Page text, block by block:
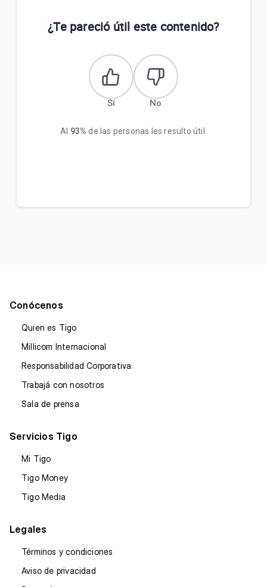
¿Te pareció útil este contenido?
Sí No
Al 93% de las personas les resulto útil.
Conócenos
Quien es Tigo
Millicom Internacional
Responsabilidad Corporativa
Trabajá con nosotros
Sala de prensa
Servicios Tigo
Mi Tigo
Tigo Money
Tigo Media
Legales
Términos y condiciones
Aviso de privacidad